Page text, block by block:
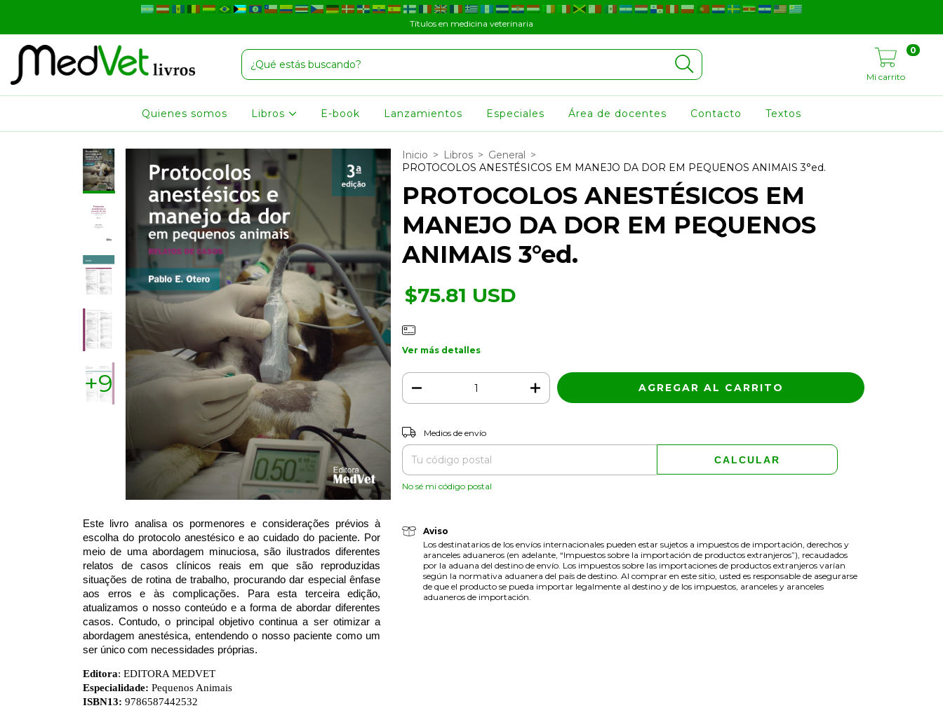
Títulos en medicina veterinaria
Mi carrito
0
Quienes somos Libros E-book Lanzamientos Especiales Área de docentes Contacto Textos
+9
Este livro analisa os pormenores e considerações prévios à
escolha do protocolo anestésico e ao cuidado do paciente. Por
meio de uma abordagem minuciosa, são ilustrados diferentes
relatos de casos clínicos reais em que são reproduzidas
situações de rotina de trabalho, procurando dar especial ênfase
aos erros e às complicações. Para esta terceira edição,
atualizamos o nosso conteúdo e a forma de abordar diferentes
casos. Contudo, o principal objetivo continua a ser otimizar a
abordagem anestésica, entendendo o nosso paciente como um
ser único com necessidades próprias.
Editora: EDITORA MEDVET
Especialidade: Pequenos Animais
ISBN13: 9786587442532
Inicio > Libros > General >
PROTOCOLOS ANESTÉSICOS EM MANEJO DA DOR EM PEQUENOS ANIMAIS 3°ed.
PROTOCOLOS ANESTÉSICOS EM
MANEJO DA DOR EM PEQUENOS
ANIMAIS 3°ed.
$75.81 USD
Ver más detalles
Entregas para el CP:
Medios de envío
CALCULAR
No sé mi código postal
Aviso
Los destinatarios de los envíos internacionales pueden estar sujetos a impuestos de importación, derechos y
aranceles aduaneros (en adelante, “Impuestos sobre la importación de productos extranjeros”), recaudados
por la aduana del destino de envío. Los impuestos sobre las importaciones de productos extranjeros varían
según la normativa aduanera del país de destino. Al comprar en este sitio, usted es responsable de asegurarse
de que el producto se pueda importar legalmente al destino y de los impuestos, aranceles y aranceles
aduaneros de importación.